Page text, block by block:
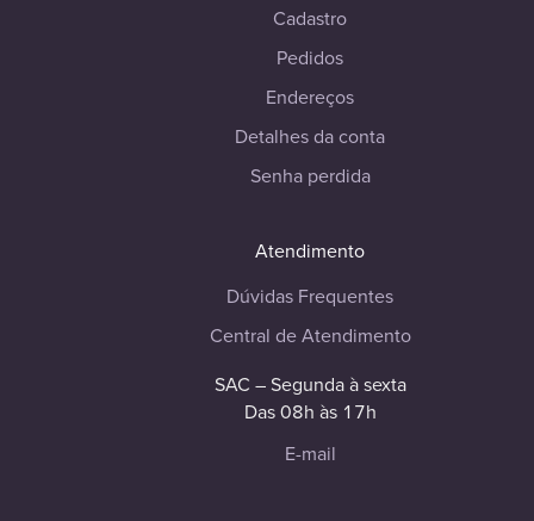
Cadastro
Pedidos
Endereços
Detalhes da conta
Senha perdida
Atendimento
Dúvidas Frequentes
Central de Atendimento
SAC – Segunda à sexta
Das 08h às 17h
E-mail